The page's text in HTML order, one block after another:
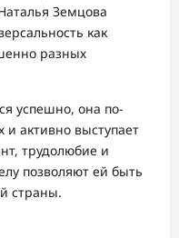
Земцова
как
разных
успешно, она по-
активно выступает
трудолюбие и
позволяют ей быть
страны.